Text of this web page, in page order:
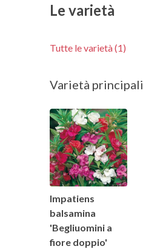
Le varietà
Tutte le varietà (1)
Varietà principali
Impatiens
balsamina
'Begliuomini a
fiore doppio'